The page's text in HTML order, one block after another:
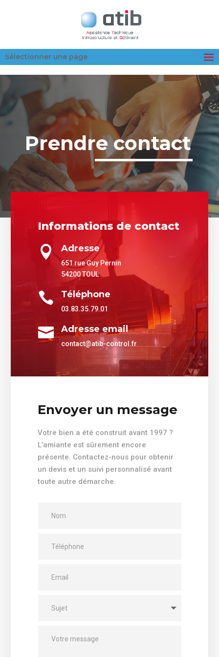
Sélectionner une page
Prendre contact
Informations de contact
 Adresse
651 rue Guy Pernin
54200 TOUL
 Téléphone
03.83.35.79.01
 Adresse email
contact@atib-control.fr
Envoyer un message
Votre bien a été construit avant 1997 ?
L’amiante est sûrement encore
présente. Contactez-nous pour obtenir
un devis et un suivi personnalisé avant
toute autre démarche.